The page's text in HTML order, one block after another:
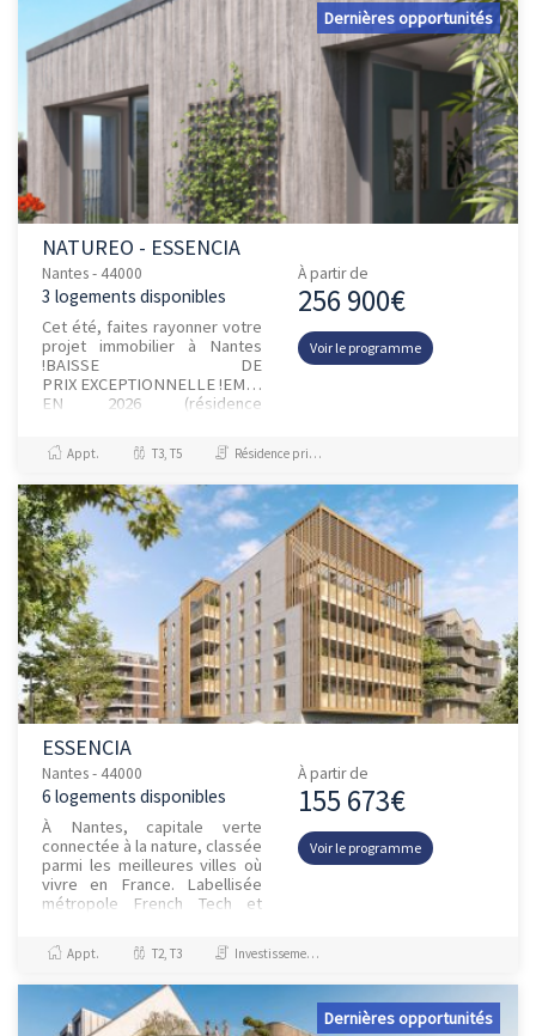
Dernières opportunités
NATUREO - ESSENCIA
Nantes - 44000
3 logements disponibles
Cet été, faites rayonner votre
projet immobilier à Nantes
!BAISSE DE
PRIX EXCEPTIONNELLE !EMMÉNAGEZ
EN 2026 (résidence
APPARTEMENT TÉ...
À partir de
256 900€
Voir le programme
Appt. T3, T5 Résidence principale / PTZ, Investissement et Défiscalisation
ESSENCIA
Nantes - 44000
6 logements disponibles
À Nantes, capitale verte
connectée à la nature, classée
parmi les meilleures villes où
vivre en France. Labellisée
métropole French Tech et
la Culture en 2019, la...
À partir de
155 673€
Voir le programme
Appt. T2, T3 Investissement et Défiscalisation
Dernières opportunités